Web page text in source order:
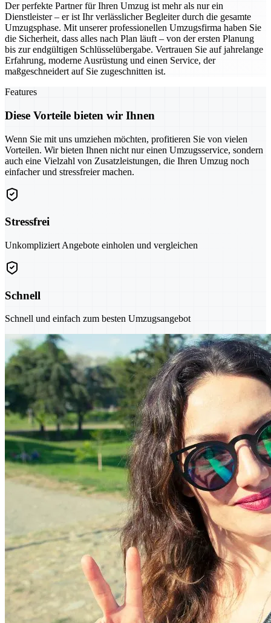
Der perfekte Partner für Ihren Umzug ist mehr als nur ein
Dienstleister – er ist Ihr verlässlicher Begleiter durch die gesamte
Umzugsphase. Mit unserer professionellen Umzugsfirma haben Sie
die Sicherheit, dass alles nach Plan läuft – von der ersten Planung
bis zur endgültigen Schlüsselübergabe. Vertrauen Sie auf jahrelange
Erfahrung, moderne Ausrüstung und einen Service, der
maßgeschneidert auf Sie zugeschnitten ist.
Features
Diese Vorteile bieten wir Ihnen
Wenn Sie mit uns umziehen möchten, profitieren Sie von vielen
Vorteilen. Wir bieten Ihnen nicht nur einen Umzugsservice, sondern
auch eine Vielzahl von Zusatzleistungen, die Ihren Umzug noch
einfacher und stressfreier machen.
Stressfrei
Unkompliziert Angebote einholen und vergleichen
Schnell
Schnell und einfach zum besten Umzugsangebot